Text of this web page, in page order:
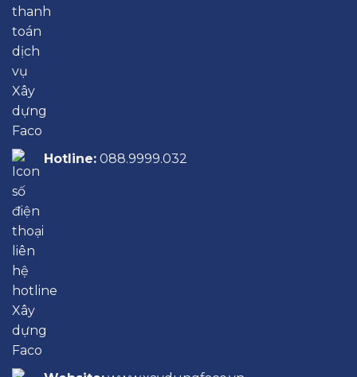
Hotline: 088.9999.032